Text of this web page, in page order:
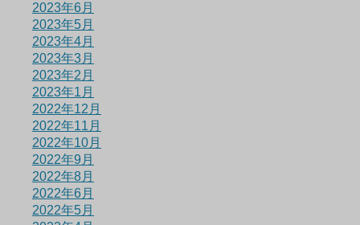
2023年6月
2023年5月
2023年4月
2023年3月
2023年2月
2023年1月
2022年12月
2022年11月
2022年10月
2022年9月
2022年8月
2022年6月
2022年5月